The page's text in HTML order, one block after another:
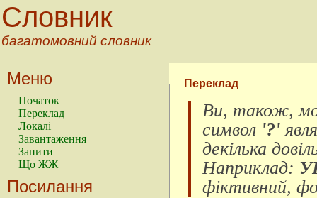
Словник
багатомовний словник
Меню
Початок
Переклад
Локалі
Завантаження
Запити
Що ЖЖ
Посилання
Переклад
Ви, також,
символ '?'
декілька
Наприклад:
фіктивний,